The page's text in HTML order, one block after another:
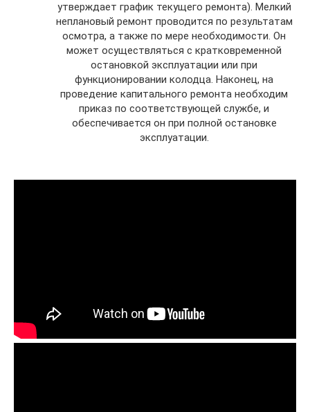
утверждает график текущего ремонта). Мелкий
неплановый ремонт проводится по результатам
осмотра, а также по мере необходимости. Он
может осуществляться с кратковременной
остановкой эксплуатации или при
функционировании колодца. Наконец, на
проведение капитального ремонта необходим
приказ по соответствующей службе, и
обеспечивается он при полной остановке
эксплуатации.